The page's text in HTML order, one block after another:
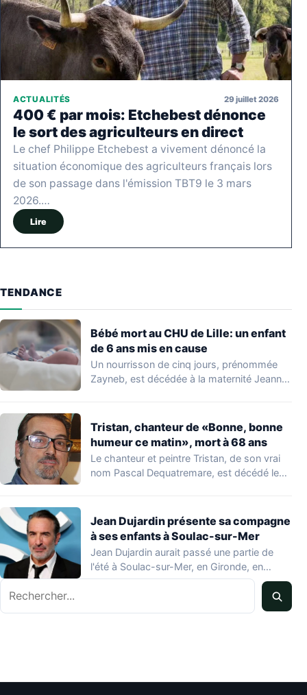
ACTUALITÉS 29 juillet 2026
400 € par mois: Etchebest dénonce
le sort des agriculteurs en direct
Le chef Philippe Etchebest a vivement dénoncé la
situation économique des agriculteurs français lors
de son passage dans l'émission TBT9 le 3 mars
2026.…
Lire
TENDANCE
Bébé mort au CHU de Lille: un enfant
de 6 ans mis en cause
Un nourrisson de cinq jours, prénommée
Zayneb, est décédée à la maternité Jeanne
Tristan, chanteur de «Bonne, bonne
humeur ce matin», mort à 68 ans
Le chanteur et peintre Tristan, de son vrai
nom Pascal Dequatremare, est décédé le…
Jean Dujardin présente sa compagne
à ses enfants à Soulac-sur-Mer
Jean Dujardin aurait passé une partie de
l'été à Soulac-sur-Mer, en Gironde, en
compagnie…